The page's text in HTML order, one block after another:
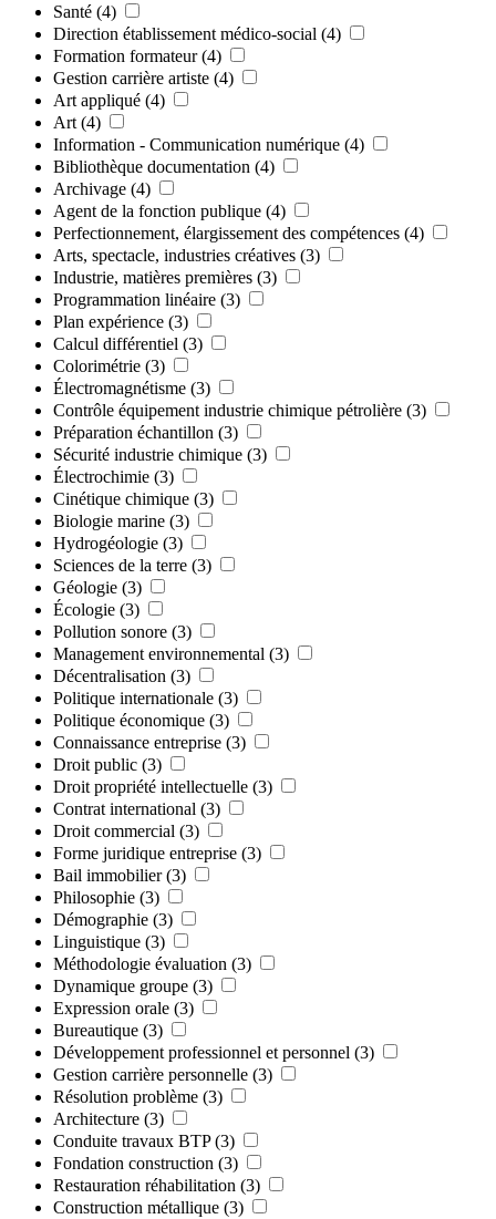
Santé (4)
Direction établissement médico-social (4)
Formation formateur (4)
Gestion carrière artiste (4)
Art appliqué (4)
Art (4)
Information - Communication numérique (4)
Bibliothèque documentation (4)
Archivage (4)
Agent de la fonction publique (4)
Perfectionnement, élargissement des compétences (4)
Arts, spectacle, industries créatives (3)
Industrie, matières premières (3)
Programmation linéaire (3)
Plan expérience (3)
Calcul différentiel (3)
Colorimétrie (3)
Électromagnétisme (3)
Contrôle équipement industrie chimique pétrolière (3)
Préparation échantillon (3)
Sécurité industrie chimique (3)
Électrochimie (3)
Cinétique chimique (3)
Biologie marine (3)
Hydrogéologie (3)
Sciences de la terre (3)
Géologie (3)
Écologie (3)
Pollution sonore (3)
Management environnemental (3)
Décentralisation (3)
Politique internationale (3)
Politique économique (3)
Connaissance entreprise (3)
Droit public (3)
Droit propriété intellectuelle (3)
Contrat international (3)
Droit commercial (3)
Forme juridique entreprise (3)
Bail immobilier (3)
Philosophie (3)
Démographie (3)
Linguistique (3)
Méthodologie évaluation (3)
Dynamique groupe (3)
Expression orale (3)
Bureautique (3)
Développement professionnel et personnel (3)
Gestion carrière personnelle (3)
Résolution problème (3)
Architecture (3)
Conduite travaux BTP (3)
Fondation construction (3)
Restauration réhabilitation (3)
Construction métallique (3)